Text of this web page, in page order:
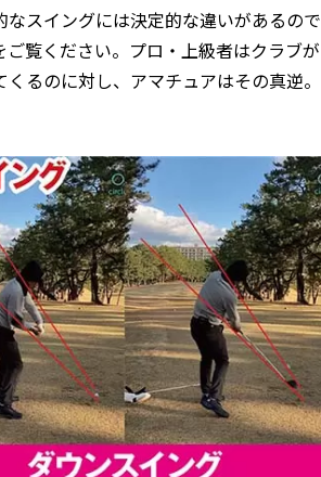
スイングには決定的な違いがあるので
覧ください。プロ・上級者はクラブが
るのに対し、アマチュアはその真逆。